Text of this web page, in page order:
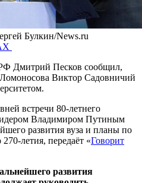
Булкин/News.ru
РФ Дмитрий Песков сообщил,
Виктор Садовничий
встречи 80-летнего
Владимиром Путиным
развития вуза и планы по
летия, передаёт «Говорит
развития